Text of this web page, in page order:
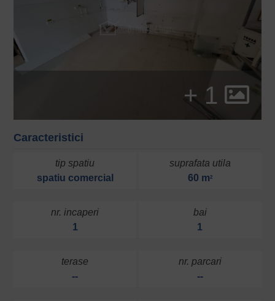
+ 1
Caracteristici
tip spatiu
spatiu comercial
suprafata utila
60 m2
nr. incaperi
1
bai
1
terase
--
nr. parcari
--